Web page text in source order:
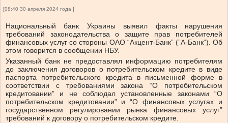
[08:40 30 апреля 2024 года ]
Национальный банк Украины выявил факты нарушения
требований законодательства о защите прав потребителей
финансовых услуг со стороны ОАО “Акцент-Банк” (”А-Банк”). Об
этом говорится в сообщении НБУ.
Указанный банк не предоставлял информацию потребителям
до заключения договоров о потребительском кредите в виде
паспорта потребительского кредита в письменной форме в
соответствии с требованиями закона “О потребительском
кредитовании” и не соблюдал установленные законами “О
потребительском кредитовании” и “О финансовых услугах и
государственном регулировании рынка финансовых услуг”
требований к договору о потребительском кредите.